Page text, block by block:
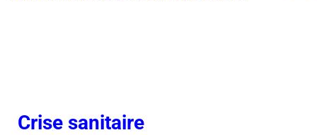
Crise sanitaire